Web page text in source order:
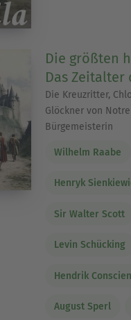
Die größten
Das
Die Kreuzritter,
Glöckner von
Bürgemeisterin
Wilhelm Raabe
Henryk
Sir Walter Scott
Levin Schücking
Hendrik
August Sperl